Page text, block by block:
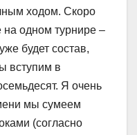
ходом. Скоро
на одном турнире –
будет состав,
вступим в
Я очень
мы сумеем
(согласно